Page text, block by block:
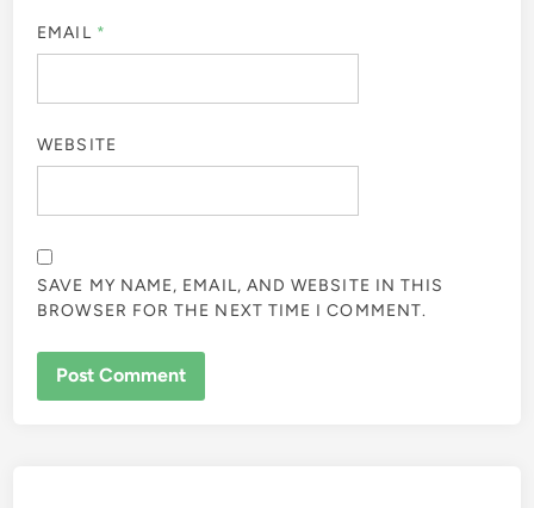
EMAIL *
WEBSITE
SAVE MY NAME, EMAIL, AND WEBSITE IN THIS
BROWSER FOR THE NEXT TIME I COMMENT.